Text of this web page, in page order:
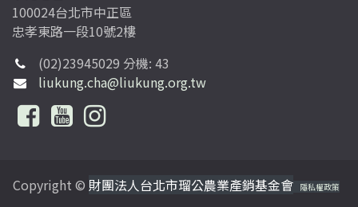
100024台北市中正區
忠孝東路一段10號2樓
(02)23945029 分機: 43
liukung.cha@liukung.org.tw
Copyright © 財團法人台北市瑠公農業產銷基金會 隱私權政策